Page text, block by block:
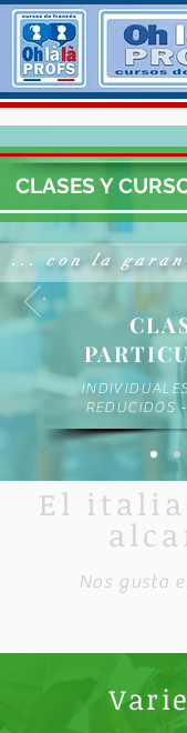
REDUCIDOS
... con la
CLASES Y
El
Nos gusta